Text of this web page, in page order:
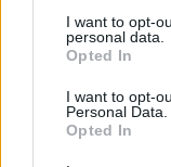
not limited to your
grant or deny
use your data for
consent section.
I want to opt-
personal data.
Opted In
I want to opt-
Personal Data.
Opted In
Ciekawostki
w oddali — O
przyjemny— Czy